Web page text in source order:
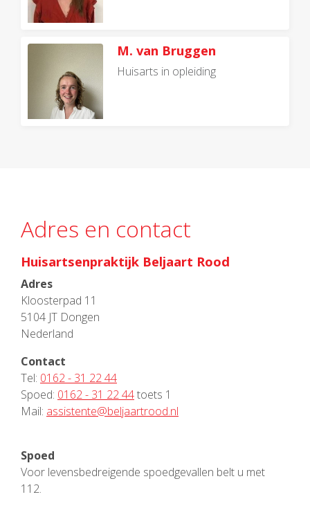
M. van Bruggen
Huisarts in opleiding
Adres en contact
Huisartsenpraktijk Beljaart Rood
Adres
Kloosterpad 11
5104 JT Dongen
Nederland
Contact
Tel: 0162 - 31 22 44
Spoed: 0162 - 31 22 44toets 1
Mail: assistente@beljaartrood.nl
Spoed
Voor levensbedreigende spoedgevallen belt u met
112.